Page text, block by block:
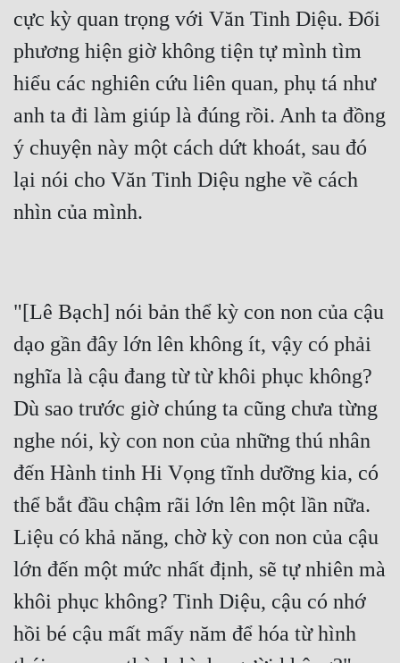
cực kỳ quan trọng với Văn Tinh Diệu. Đối
phương hiện giờ không tiện tự mình tìm
hiểu các nghiên cứu liên quan, phụ tá như
anh ta đi làm giúp là đúng rồi. Anh ta đồng
ý chuyện này một cách dứt khoát, sau đó
lại nói cho Văn Tinh Diệu nghe về cách
"[Lê Bạch] nói bản thể kỳ con non của cậu
dạo gần đây lớn lên không ít, vậy có phải
nghĩa là cậu đang từ từ khôi phục không?
Dù sao trước giờ chúng ta cũng chưa từng
nghe nói, kỳ con non của những thú nhân
đến Hành tinh Hi Vọng tĩnh dưỡng kia, có
thể bắt đầu chậm rãi lớn lên một lần nữa.
Liệu có khả năng, chờ kỳ con non của cậu
lớn đến một mức nhất định, sẽ tự nhiên mà
khôi phục không? Tinh Diệu, cậu có nhớ
hồi bé cậu mất mấy năm để hóa từ hình